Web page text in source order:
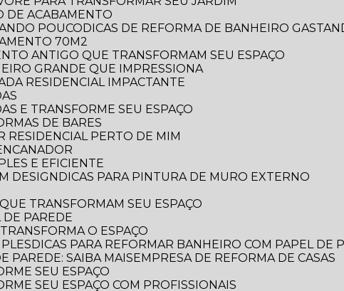
DE ACABAMENTO
POUCO
DICAS DE REFORMA DE BANHEIRO
70M2
ANTIGO QUE TRANSFORMAM SEU ESPAÇO
GRANDE QUE IMPRESSIONA
RESIDENCIAL IMPACTANTE
E TRANSFORME SEU ESPAÇO
DE BARES
RESIDENCIAL PERTO DE MIM
E EFICIENTE
DESIGN
DICAS PARA PINTURA DE MURO EXTERNO
TRANSFORMAM SEU ESPAÇO
DE PAREDE
O ESPAÇO
DICAS PARA REFORMAR BANHEIRO COM PAPEL DE
PAREDE: SAIBA MAIS
EMPRESA DE REFORMA DE CASAS
SEU ESPAÇO
SEU ESPAÇO COM PROFISSIONAIS